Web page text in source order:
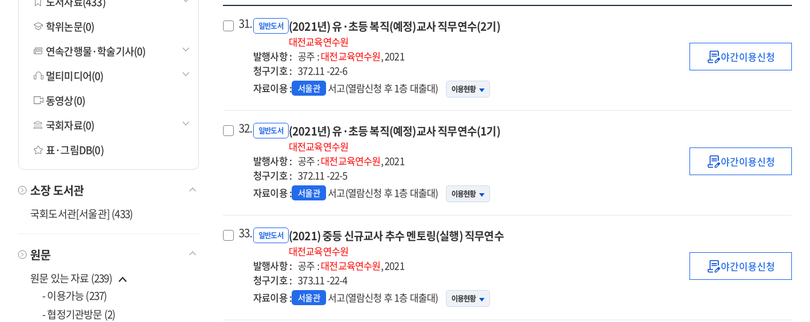
학위논문(0)
연속간행물·학술기사(0)
멀티미디어(0)
동영상(0)
국회자료(0)
표·그림DB(0)
소장 도서관
국회도서관[서울관] (433)
원문
원문 있는 자료 (239)
- 이용가능 (237)
- 협정기관방문 (2)
31. 일반도서 (2021년) 유·초등 복직(예정)교사 직무연수(2기)
대전교육연수원
발행사항 : 공주 :대전교육연수원, 2021
청구기호 : 372.11 -22-6
자료이용 : 서울관 서고(열람신청 후 1층 대출대) 이용현황
(2021년)
교사
직무연수
(2기)
야간이용신청
32. 일반도서 (2021년) 유·초등 복직(예정)교사 직무연수(1기)
대전교육연수원
발행사항 : 공주 :대전교육연수원, 2021
청구기호 : 372.11 -22-5
자료이용 : 서울관 서고(열람신청 후 1층 대출대) 이용현황
(2021년)
교사
직무연수
(1기)
야간이용신청
33. 일반도서 (2021) 중등 신규교사 추수 멘토링(실행) 직무연수
대전교육연수원
발행사항 : 공주 :대전교육연수원, 2021
청구기호 : 373.11 -22-4
자료이용 : 서울관 서고(열람신청 후 1층 대출대) 이용현황
(2021)
야간이용신청